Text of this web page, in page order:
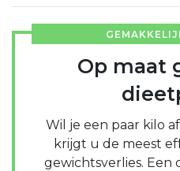
Op maat
Wil je een paar kilo
krijgt u de meest
gewichtsverlies.